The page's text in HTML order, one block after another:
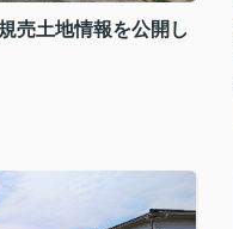
売土地情報を公開し